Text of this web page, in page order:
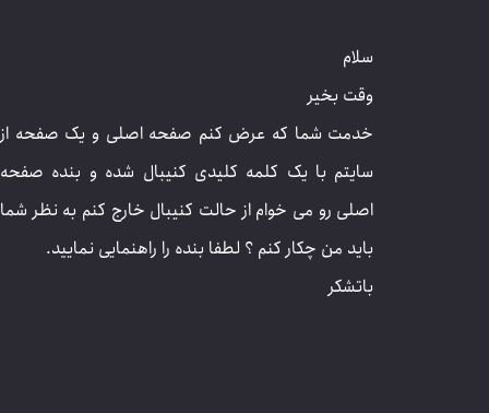
سلام
وقت بخیر
خدمت شما که عرض کنم صفحه اصلی و یک صفحه از
سایتم با یک کلمه کلیدی کنیبال شده و بنده صفحه
اصلی رو می خوام از حالت کنیبال خارج کنم به نظر شما
باید من چکار کنم ؟ لطفا بنده را راهنمایی نمایید.
باتشکر